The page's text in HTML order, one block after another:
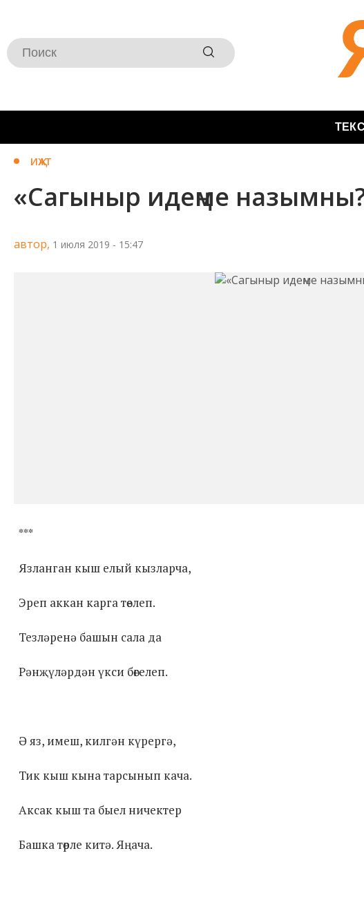
ИҖАТ
«Сагыныр идеңме
автор, 1 июля 2019 - 15:47
***
Язланган кыш елый кызларча,
Эреп аккан карга төелеп.
Тезләренә башын сала да
Рәнҗүләрдән үкси бөгелеп.
Ә яз, имеш, килгән күрергә,
Тик кыш кына тарсынып кача.
Аксак кыш та быел ничектер
Башка төрле китә. Яңача.